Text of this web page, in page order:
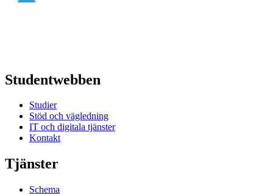
Studentwebben
Studier
Stöd och vägledning
IT och digitala tjänster
Kontakt
Tjänster
Schema